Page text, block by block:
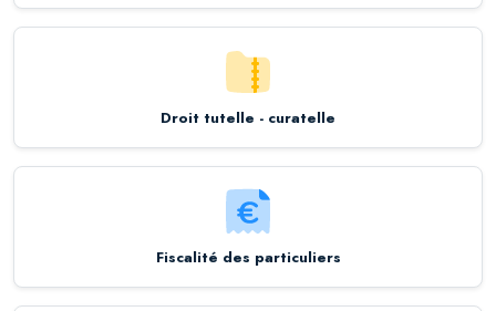
Droit tutelle - curatelle
Fiscalité des particuliers